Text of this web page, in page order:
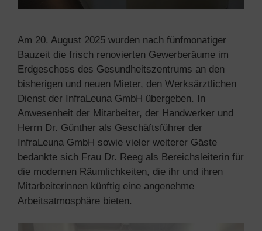
Am 20. August 2025 wurden nach fünfmonatiger
Bauzeit die frisch renovierten Gewerberäume im
Erdgeschoss des Gesundheitszentrums an den
bisherigen und neuen Mieter, den Werksärztlichen
Dienst der InfraLeuna GmbH übergeben. In
Anwesenheit der Mitarbeiter, der Handwerker und
Herrn Dr. Günther als Geschäftsführer der
InfraLeuna GmbH sowie vieler weiterer Gäste
bedankte sich Frau Dr. Reeg als Bereichsleiterin für
die modernen Räumlichkeiten, die ihr und ihren
Mitarbeiterinnen künftig eine angenehme
Arbeitsatmosphäre bieten.